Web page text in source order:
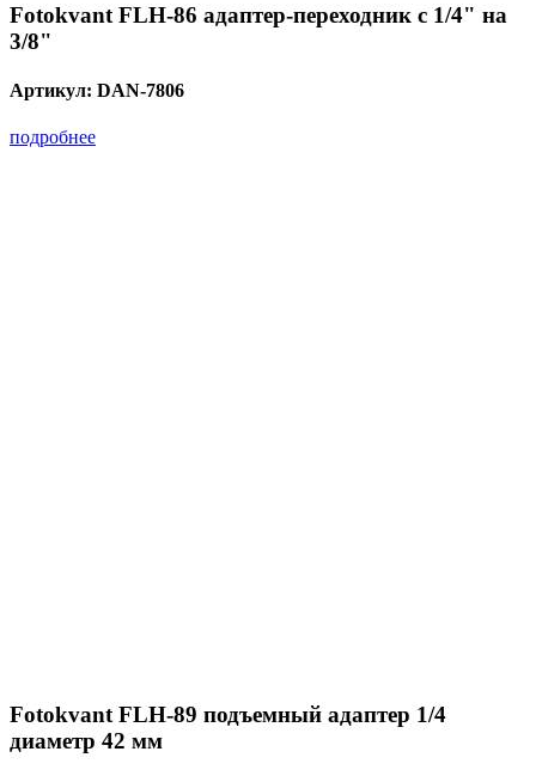
Fotokvant FLH-86 адаптер-переходник с 1/4" на
3/8"
Артикул: DAN-7806
подробнее
Fotokvant FLH-89 подъемный адаптер 1/4
диаметр 42 мм